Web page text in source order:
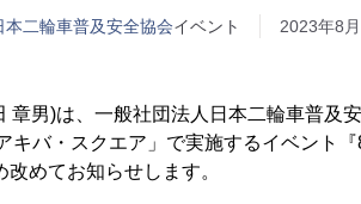
二輪車普及安全協会イベント 2023年8
男)は、一般社団法人日本二輪車普及
キバ・スクエア」で実施するイベント
めてお知らせします。